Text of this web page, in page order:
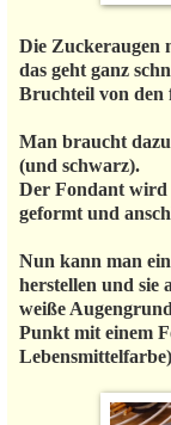
Die Zuckeraugen
das geht ganz
Bruchteil von den
Man braucht
(und schwarz).
Der Fondant wird
geformt und
Nun kann man
herstellen und sie
weiße
Punkt mit einem